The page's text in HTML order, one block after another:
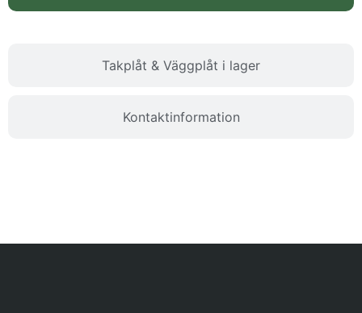
Takplåt & Väggplåt i lager
Kontaktinformation